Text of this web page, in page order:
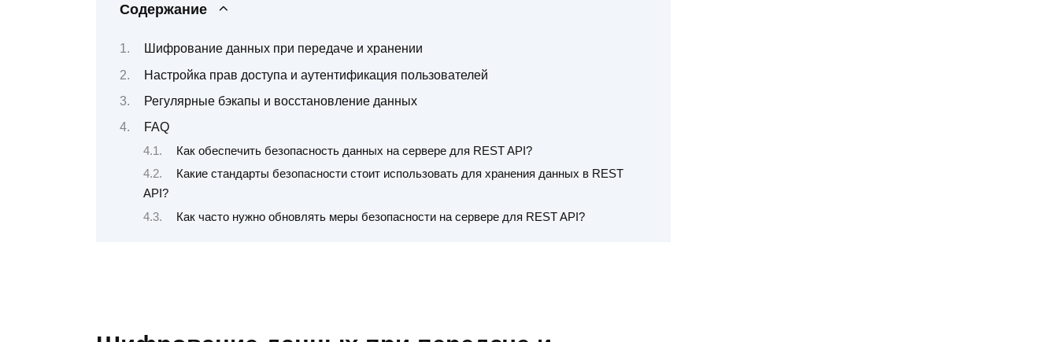
Содержание
Шифрование данных при передаче и хранении
Настройка прав доступа и аутентификация пользователей
Регулярные бэкапы и восстановление данных
FAQ
Как обеспечить безопасность данных на сервере для REST API?
Какие стандарты безопасности стоит использовать для хранения данных в REST
API?
Как часто нужно обновлять меры безопасности на сервере для REST API?